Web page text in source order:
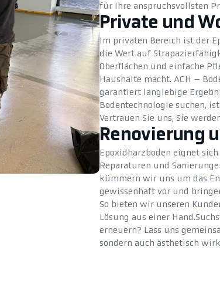
für Ihre anspruchsvollsten
Private und
Im privaten Bereich ist der
die Wert auf
Oberflächen und einfache
Haushalte macht. ACH –
garantiert langlebige
Bodentechnologie suchen,
Vertrauen Sie uns, Sie
Renovierung
Epoxidharzboden eignet
Reparaturen und
kümmern wir uns um das
gewissenhaft vor und
So bieten wir unseren
Lösung aus einer
erneuern? Lass uns
sondern auch ästhetisch